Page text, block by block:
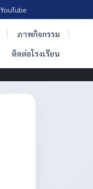
YouTube
ภาพกิจกรรม
ติดต่อโรงเรียน